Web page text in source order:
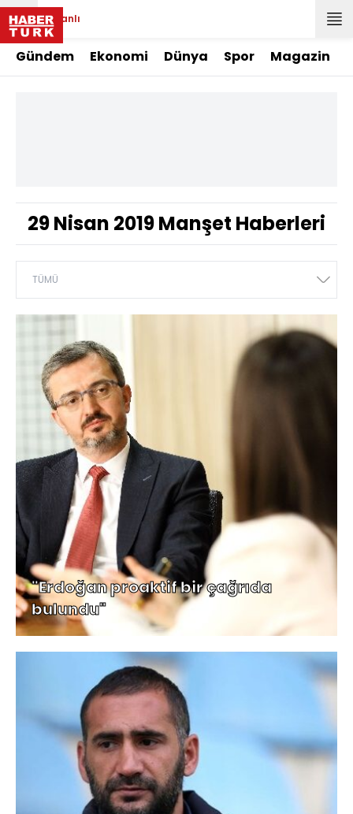
Canlı
Gündem Ekonomi Dünya Spor Magazin
29 Nisan 2019 Manşet Haberleri
"Erdoğan proaktif bir çağrıda
bulundu"